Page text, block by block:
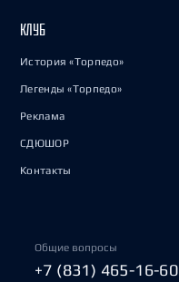
КЛУБ
История «Торпедо»
Легенды «Торпедо»
Реклама
СДЮШОР
Контакты
Общие вопросы
+7 (831) 465-16-60